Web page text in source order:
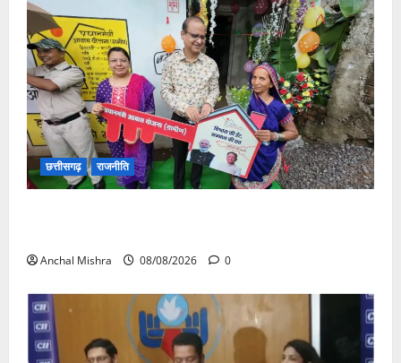
छत्तीसगढ़ राजनीति
Anchal Mishra 08/08/2026 0